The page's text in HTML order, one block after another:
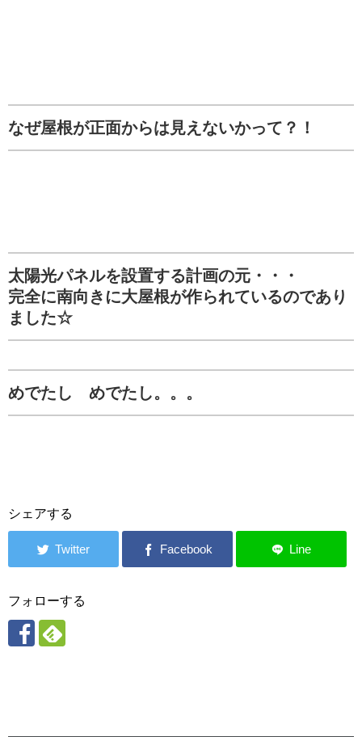
なぜ屋根が正面からは見えないかって？！
太陽光パネルを設置する計画の元・・・
完全に南向きに大屋根が作られているのであり
ました☆
めでたし めでたし。。。
シェアする
フォローする